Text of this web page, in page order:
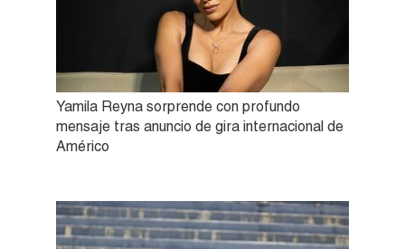
Yamila Reyna sorprende con profundo
mensaje tras anuncio de gira internacional de
Américo